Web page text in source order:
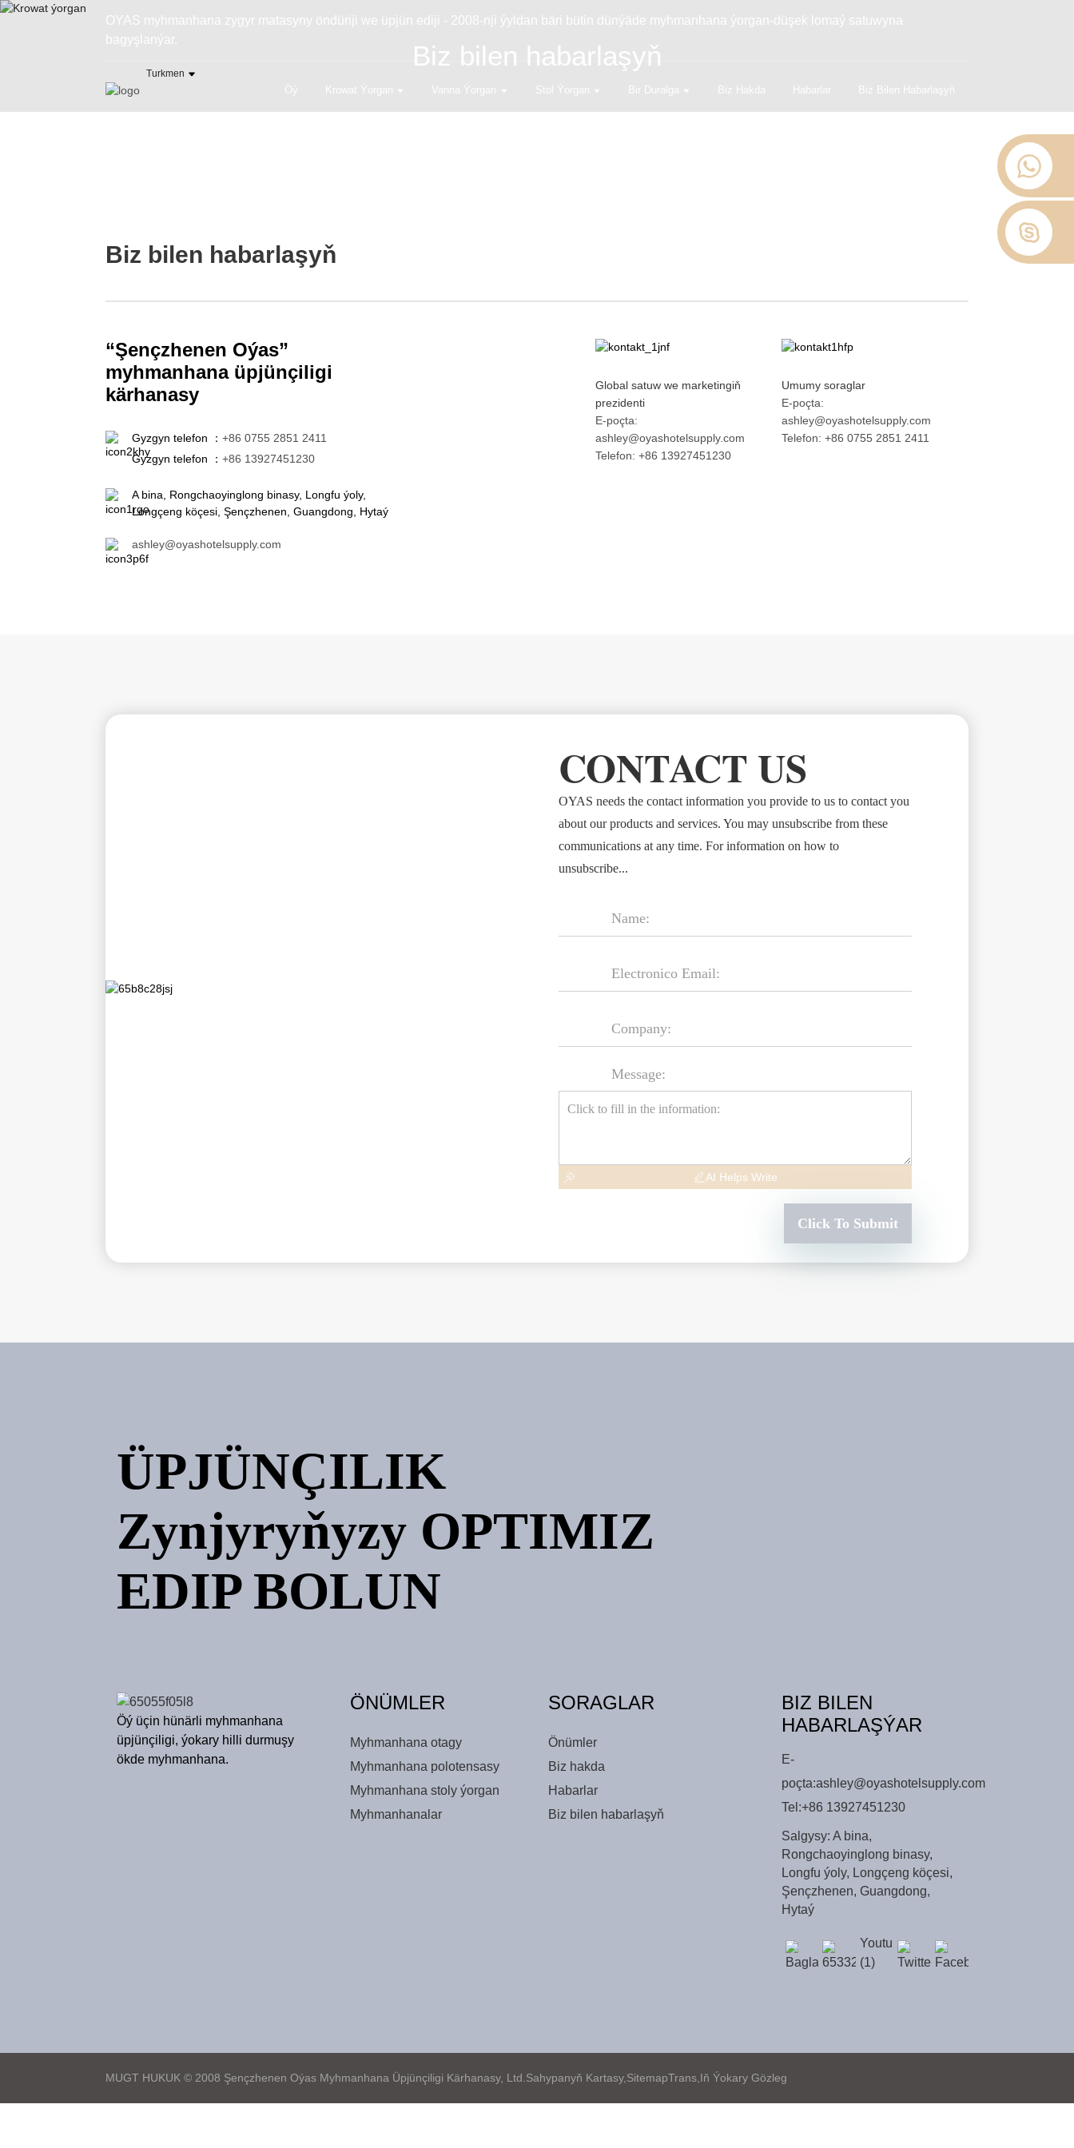
OYAS myhmanhana zygyr matasyny öndüriji we üpjün ediji - 2008-nji ýyldan bäri bütin dünýäde myhmanhana ýorgan-düşek lomaý satuwyna
bagyşlanýar.
Turkmen
Öý Krowat Ýorgan Vanna Ýorgan Stol Ýorgan Bir Duralga Biz Hakda Habarlar Biz Bilen Habarlaşyň
Biz bilen habarlaşyň
Biz bilen habarlaşyň
“Şençzhenen Oýas”
myhmanhana üpjünçiligi
kärhanasy
Gyzgyn telefon ： +86 0755 2851 2411
Gyzgyn telefon ： +86 13927451230
A bina, Rongchaoyinglong binasy, Longfu ýoly,
Longçeng köçesi, Şençzhenen, Guangdong, Hytaý
ashley@oyashotelsupply.com
Global satuw we marketingiň
prezidenti
E-poçta:
ashley@oyashotelsupply.com
Telefon: +86 13927451230
Umumy soraglar
E-poçta:
ashley@oyashotelsupply.com
Telefon: +86 0755 2851 2411
CONTACT US
OYAS needs the contact information you provide to us to contact you
about our products and services. You may unsubscribe from these
communications at any time. For information on how to
unsubscribe...
Message:
AI Helps Write
Click To Submit
ÜPJÜNÇILIK
Zynjyryňyzy OPTIMIZ
EDIP BOLUN
Öý üçin hünärli myhmanhana
üpjünçiligi, ýokary hilli durmuşy
ökde myhmanhana.
ÖNÜMLER
Myhmanhana otagy
Myhmanhana polotensasy
Myhmanhana stoly ýorgan
Myhmanhanalar
SORAGLAR
Önümler
Biz hakda
Habarlar
Biz bilen habarlaşyň
BIZ BILEN
HABARLAŞÝAR
E-
poçta:ashley@oyashotelsupply.com
Tel:+86 13927451230
Salgysy: A bina,
Rongchaoyinglong binasy,
Longfu ýoly, Longçeng köçesi,
Şençzhenen, Guangdong,
Hytaý
MUGT HUKUK © 2008 Şençzhenen Oýas Myhmanhana Üpjünçiligi Kärhanasy, Ltd.Sahypanyň Kartasy,SitemapTrans,Iň Ýokary Gözleg